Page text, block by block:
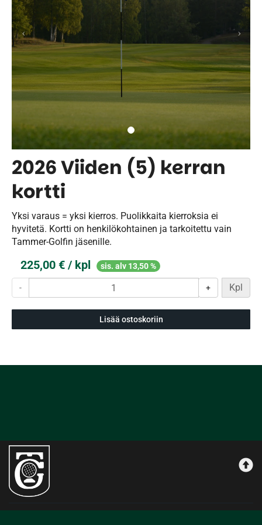
2026 Viiden (5) kerran
kortti
Yksi varaus = yksi kierros. Puolikkaita kierroksia ei
hyvitetä. Kortti on henkilökohtainen ja tarkoitettu vain
Tammer-Golfin jäsenille.
225,00 € / kpl sis. alv 13,50 %
- + Kpl
Lisää ostoskoriin